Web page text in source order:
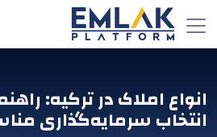
انواع املاک در ترکیه:
انتخاب سرمایه‌گذاری